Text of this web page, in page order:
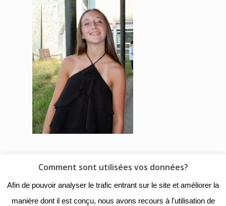
© 2018 - Collège Henri de
Navarre |Mentions légales|
Comment sont utilisées vos données?
Afin de pouvoir analyser le trafic entrant sur le site et améliorer la
manière dont il est conçu, nous avons recours à l'utilisation de